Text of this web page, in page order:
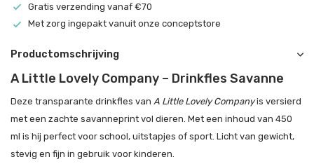
Gratis verzending vanaf €70
Met zorg ingepakt vanuit onze conceptstore
Productomschrijving
A Little Lovely Company – Drinkfles Savanne
Deze transparante drinkfles van A Little Lovely Companyis versierd
met een zachte savanneprint vol dieren. Met een inhoud van 450
ml is hij perfect voor school, uitstapjes of sport. Licht van gewicht,
stevig en fijn in gebruik voor kinderen.